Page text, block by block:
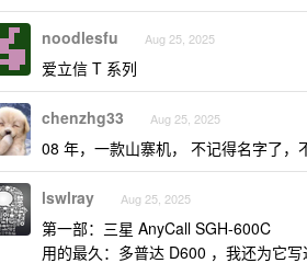
noodlesfu Aug 25, 2025
爱立信 T 系列
chenzhg33 Aug 25, 2025
08 年，一款山寨机， 不记得名字了，
lswlray Aug 25, 2025
第一部：三星 AnyCall SGH-600C
用的最久：多普达 D600 ，我还为它